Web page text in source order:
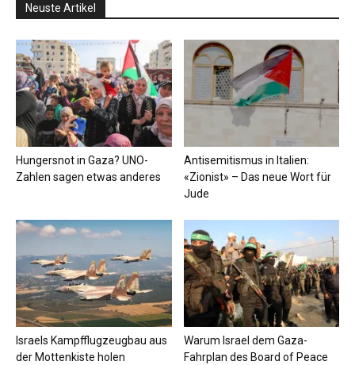
Neuste Artikel
Hungersnot in Gaza? UNO-
Zahlen sagen etwas anderes
Antisemitismus in Italien:
«Zionist» – Das neue Wort für
Jude
Israels Kampfflugzeugbau aus
der Mottenkiste holen
Warum Israel dem Gaza-
Fahrplan des Board of Peace